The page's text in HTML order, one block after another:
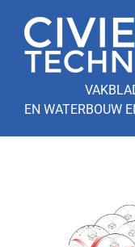
naar
inhoud
EN WATERBOUW